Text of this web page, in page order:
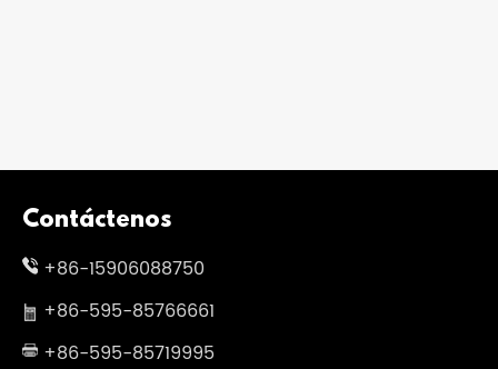
Contáctenos
+86-15906088750
+86-595-85766661
+86-595-85719995